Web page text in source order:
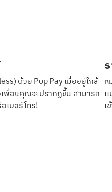
ด้วย Pop Pay เมื่ออยู่ใกล้
พื่อนคุณจะปรากฏขึ้น สามารถ
เบอร์โทร!
ห
เ
เ